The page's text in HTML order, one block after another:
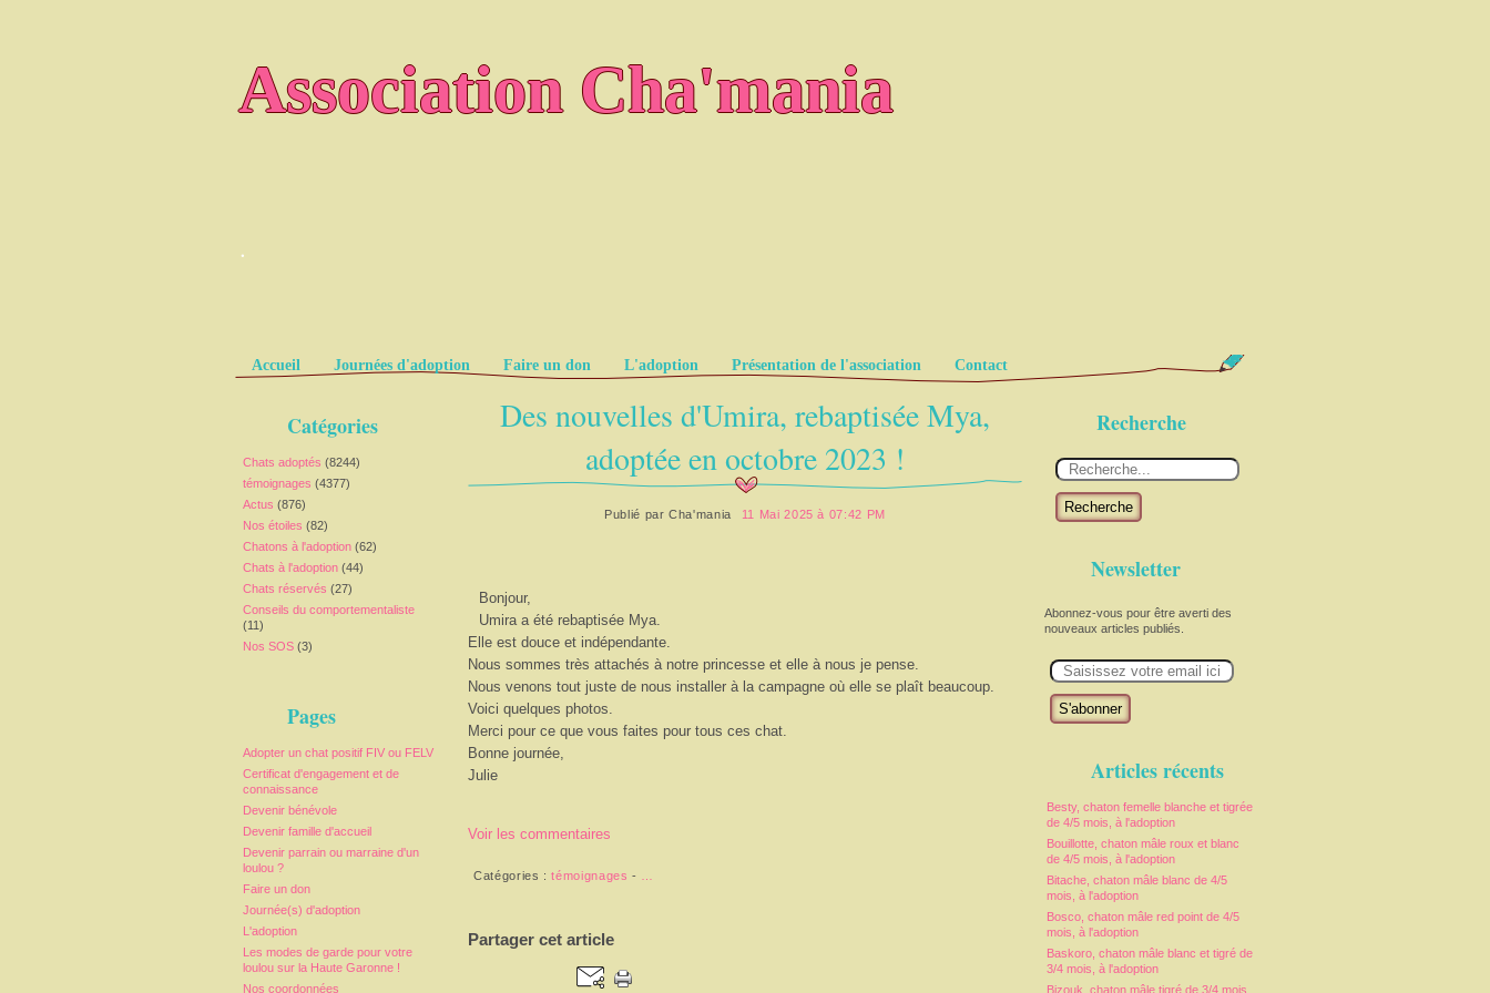
Association Cha'mania
.
Pages
Accueil Journées d'adoption Faire un don L'adoption Présentation de l'association Contact
Catégories
Chats adoptés (8244)
témoignages (4377)
Actus (876)
Nos étoiles (82)
Chatons à l'adoption (62)
Chats à l'adoption (44)
Chats réservés (27)
Conseils du comportementaliste
(11)
Nos SOS (3)
Pages
Adopter un chat positif FIV ou FELV
Certificat d'engagement et de
connaissance
Devenir bénévole
Devenir famille d'accueil
Devenir parrain ou marraine d'un
loulou ?
Faire un don
Journée(s) d'adoption
L'adoption
Les modes de garde pour votre
loulou sur la Haute Garonne !
Nos coordonnées
Recherche
Recherche
Newsletter
Abonnez-vous pour être averti des
nouveaux articles publiés.
m
Articles récents
Besty, chaton femelle blanche et tigrée
de 4/5 mois, à l'adoption
Bouillotte, chaton mâle roux et blanc
de 4/5 mois, à l'adoption
Bitache, chaton mâle blanc de 4/5
mois, à l'adoption
Bosco, chaton mâle red point de 4/5
mois, à l'adoption
Baskoro, chaton mâle blanc et tigré de
3/4 mois, à l'adoption
Bizouk, chaton mâle tigré de 3/4 mois,
Des nouvelles d'Umira, rebaptisée Mya,
adoptée en octobre 2023 !
Publié parCha'mania 11 Mai 2025 à 07:42 PM
Bonjour,
Umira a été rebaptisée Mya.
Elle est douce et indépendante.
Nous sommes très attachés à notre princesse et elle à nous je pense.
Nous venons tout juste de nous installer à la campagne où elle se plaît beaucoup.
Voici quelques photos.
Merci pour ce que vous faites pour tous ces chat.
Bonne journée,
Julie
Voir les commentaires
Catégories :témoignages -
Partager cet article